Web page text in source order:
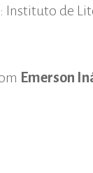
: Instituto de
Emerson